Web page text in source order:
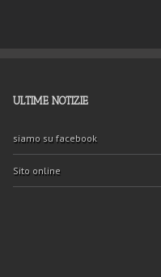
ULTIME NOTIZIE
siamo su facebook
Sito online